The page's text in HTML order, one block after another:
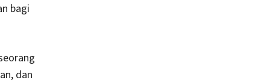
bagi
dan